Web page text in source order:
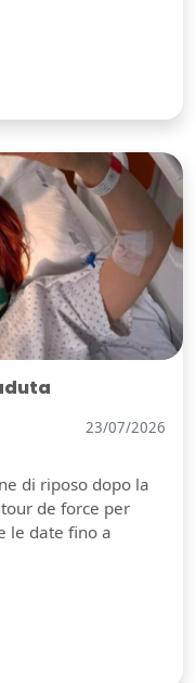
23/07/2026
di riposo dopo la
de force per
le date fino a